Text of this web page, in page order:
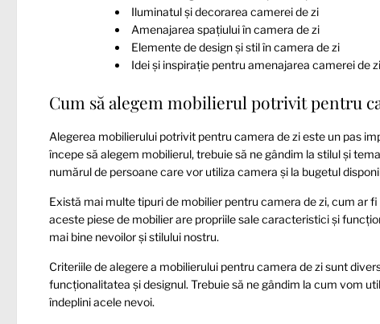
Iluminatul și decorarea camerei de zi
Amenajarea spațiului în camera de zi
Elemente de design și stil în camera de zi
Idei și inspirație pentru amenajarea camerei de zi
Cum să alegem mobilierul potrivit pentru
Alegerea mobilierului potrivit pentru camera de zi este un pas
începe să alegem mobilierul, trebuie să ne gândim la stilul și
numărul de persoane care vor utiliza camera și la bugetul
Există mai multe tipuri de mobilier pentru camera de zi, cum ar
aceste piese de mobilier are propriile sale caracteristici și
mai bine nevoilor și stilului nostru.
Criteriile de alegere a mobilierului pentru camera de zi sunt
funcționalitatea și designul. Trebuie să ne gândim la cum vom
îndeplini acele nevoi.